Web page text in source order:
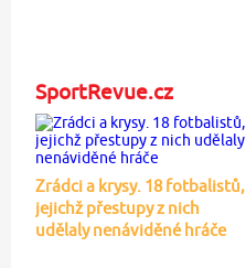
SportRevue.cz
Zrádci a krysy. 18 fotbalistů,
jejichž přestupy z nich
udělaly nenáviděné hráče